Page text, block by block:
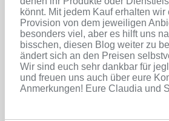
könnt. Mit jedem Kauf erhalten
Provision von dem jeweiligen
besonders viel, aber es hilft uns
bisschen, diesen Blog weiter zu
ändert sich an den Preisen
Wir sind euch sehr dankbar für
und freuen uns auch über eure
Anmerkungen! Eure Claudia und